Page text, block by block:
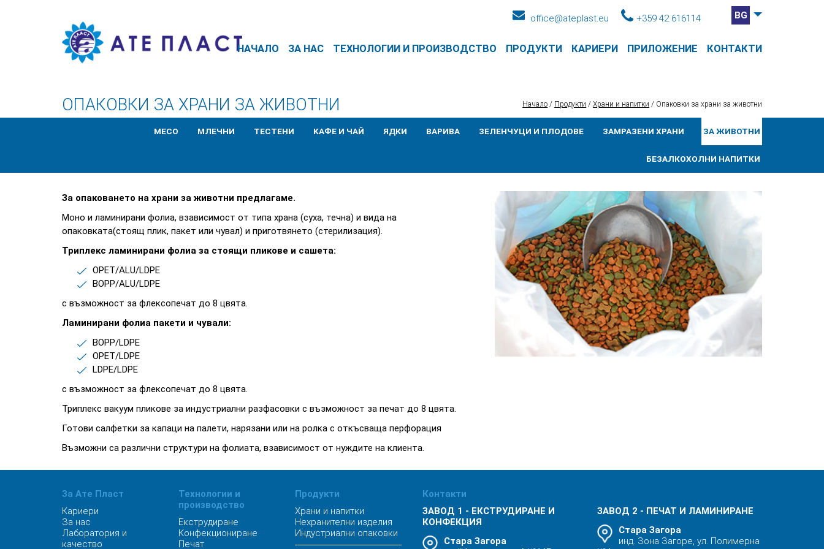
НАЧАЛО ЗА НАС ТЕХНОЛОГИИ И ПРОИЗВОДСТВО ПРОДУКТИ КАРИЕРИ ПРИЛОЖЕНИЕ КОНТАКТИ
office@ateplast.eu +359 42 616114 BG
Начало / Продукти / Храни и напитки / Опаковки за храни за животни
ОПАКОВКИ ЗА ХРАНИ ЗА ЖИВОТНИ
MЕСО MЛЕЧНИ TЕСТЕНИ KАФЕ И ЧАЙ ЯДКИ ВАРИВА ЗЕЛЕНЧУЦИ И ПЛОДОВЕ ЗАМРАЗЕНИ ХРАНИ ЗА ЖИВОТНИ
БЕЗАЛКОХОЛНИ НАПИТКИ
За опаковането на храни за животни предлагаме.
Моно и ламинирани фолиа, взависимост от типа храна (суха, течна) и вида на
опаковката(стоящ плик, пакет или чувал) и приготвянето (стерилизация).
Триплекс ламинирани фолиа за стоящи пликове и сашета:
OPET/ALU/LDPE
BOPP/ALU/LDPE
с възможност за флексопечат до 8 цвята.
Ламинирани фолиа пакети и чували:
BOPP/LDPE
OPET/LDPE
LDPE/LDPE
с възможност за флексопечат до 8 цвята.
Триплекс вакуум пликове за индустриални разфасовки с възможност за печат до 8 цвята.
Готови салфетки за капаци на палети, нарязани или на ролка с откъсваща перфорация
Възможни са различни структури на фолиата, взависимост от нуждите на клиента.
За Ате Пласт
Кариери
За нас
Лаборатория и
качество
Технологии и
производство
Екструдиране
Конфекциониране
Печат
Продукти
Храни и напитки
Нехранителни изделия
Индустриални опаковки
Контакти
ЗАВОД 1 - ЕКСТРУДИРАНЕ И
КОНФЕКЦИЯ
Стара Загора
ЗАВОД 2 - ПЕЧАТ И ЛАМИНИРАНЕ
Стара Загора
инд. Зона Загоре, ул. Полимерна